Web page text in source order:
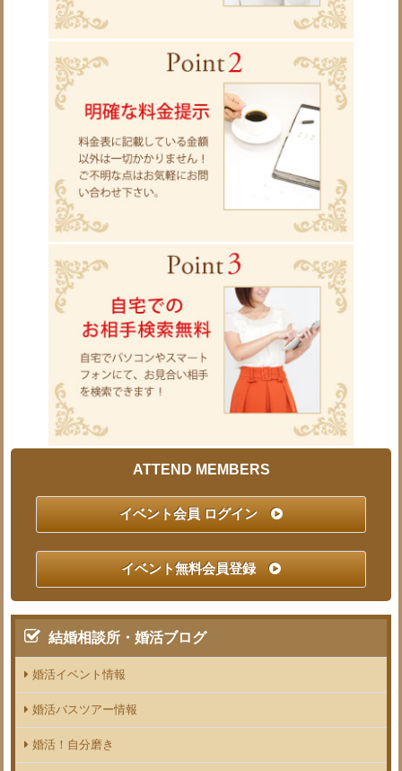
ATTEND MEMBERS
イベント会員 ログイン
イベント無料会員登録
結婚相談所・婚活ブログ
婚活イベント情報
婚活バスツアー情報
婚活！自分磨き